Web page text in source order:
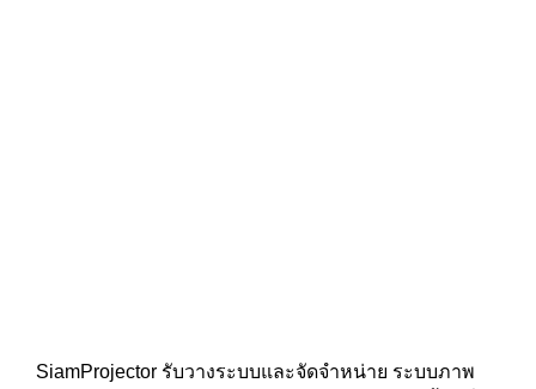
SiamProjector รับวางระบบและจัดจำหน่าย ระบบภาพ